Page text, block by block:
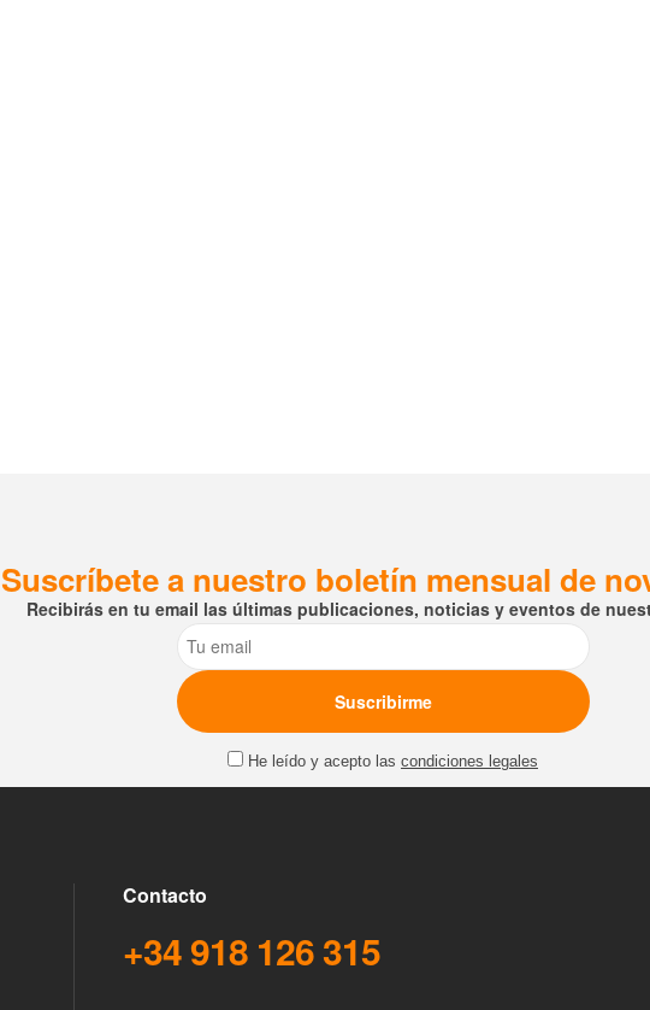
Suscríbete a nuestro boletín mensual de
Recibirás en tu email las últimas publicaciones, noticias y eventos de
Email
He leído y acepto las condiciones legales
Contacto
+34 918 126 315